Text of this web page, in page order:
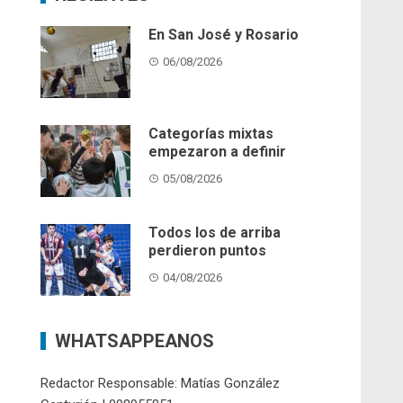
En San José y Rosario
06/08/2026
Categorías mixtas
empezaron a definir
05/08/2026
Todos los de arriba
perdieron puntos
04/08/2026
WHATSAPPEANOS
Redactor Responsable: Matías González